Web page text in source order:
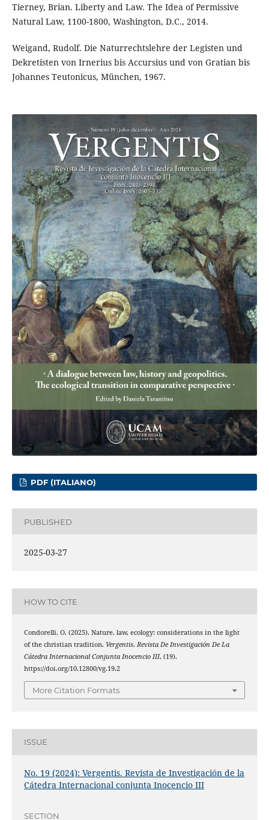
Tierney, Brian. Liberty and Law. The Idea of Permissive
Natural Law, 1100-1800, Washington, D.C., 2014.
Weigand, Rudolf. Die Naturrechtslehre der Legisten und
Dekretisten von Irnerius bis Accursius und von Gratian bis
Johannes Teutonicus, München, 1967.
PDF (ITALIANO)
PUBLISHED
2025-03-27
HOW TO CITE
Condorelli, O. (2025). Nature, law, ecology: considerations in the light
of the christian tradition. Vergentis. Revista De Investigación De La
Cátedra Internacional Conjunta Inocencio III, (19).
https://doi.org/10.12800/vg.19.2
More Citation Formats
ISSUE
No. 19 (2024): Vergentis. Revista de Investigación de la
Cátedra Internacional conjunta Inocencio III
SECTION